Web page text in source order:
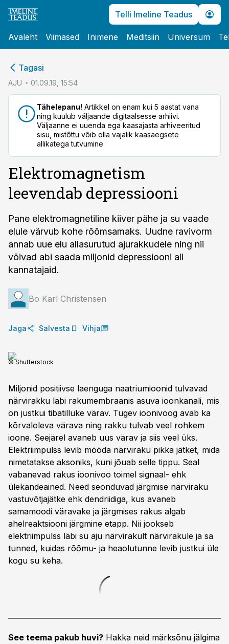
Telli Imeline Teadus
Avaleht Viimased Inimene Meditsiin Universum
Tagasi
AJU 01.09.19, 15:54
Tähelepanu! Artikkel on enam kui 5 aastat vana
ning kuulub väljaande digitaalsesse arhiivi.
Väljaanne ei uuenda ega kaasajasta arhiveeritud
sisu, mistõttu võib olla vajalik kaasaegsete
allikatega tutvumine
Elektromagnetism
leevendab depressiooni
Pane elektromagnetiline kiiver pähe ja su vaade
elule värvub kohe rõõmsamaks. Uudne ravivorm
annab uue elu allasurutud ajurakkudele ning nii
võivad abi saada miljonid depressiooni all
kannatajaid.
Bo Karl Christensen
Jaga Salvesta Vihja
© Shutterstock
Miljonid positiivse laenguga naatriumioonid tulvavad
närvirakku läbi rakumembraanis asuva ioonkanali, mis
on justkui tiba­tilluke värav. Tugev ioonivoog avab ka
kõrvaloleva värava ning rakku tulvab veel rohkem
ioone. Seejärel avaneb uus värav ja siis veel üks.
Elektriimpulss levib mööda närviraku pikka jätket, mida
nimetatakse aksoniks, kuni jõuab selle tippu. Seal
vabanevad rakus iooni­voo toimel signaal- ehk
ülekandeained. Need seonduvad järgmise närvi­raku
vastuvõtjajätke ehk dendriidiga, kus avaneb
samamoodi väravake ja järgmises rakus algab
ahelreaktsiooni järgmine etapp. Nii jookseb
elektriimpulss läbi su aju närvirakult närvirakule ja sa
tunned, kuidas rõõmu- ja heaolutunne levib justkui üle
kogu su keha.
See teema pakub huvi? Hakka neid märksõnu jälgima